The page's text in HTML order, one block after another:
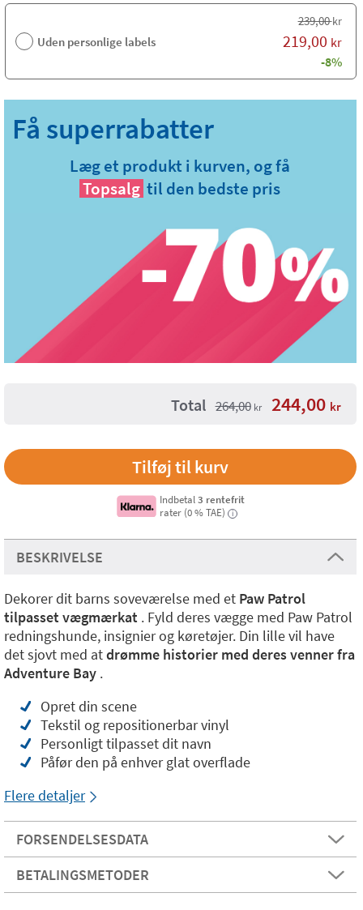
Uden personlige labels
239,00kr
219,00 kr
-8%
Læg et produkt i kurven, og få
Topsalg til den bedste pris
Total 264,00 kr 244,00 kr
Indbetal3 rentefrit
rater (0 % TAE)
i
BESKRIVELSE
Dekorer dit barns soveværelse med et Paw Patrol
tilpasset vægmærkat . Fyld deres vægge med Paw Patrol
redningshunde, insignier og køretøjer. Din lille vil have
det sjovt med atdrømme historier med deres venner fra
Adventure Bay .
Opret din scene
Tekstil og repositionerbar vinyl
Personligt tilpasset dit navn
Påfør den på enhver glat overflade
Flere detaljer
FORSENDELSESDATA
BETALINGSMETODER